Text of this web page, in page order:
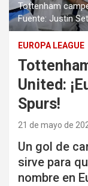
Tottenham
Fuente: Justin
EUROPA LEAGUE
United:
Spurs!
21 de mayo de
Un gol de
sirve para
nombre en